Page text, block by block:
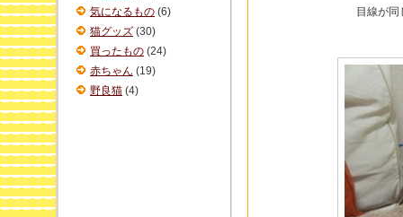
目線が
気になるもの (6)
猫グッズ (30)
買ったもの (24)
赤ちゃん (19)
野良猫 (4)